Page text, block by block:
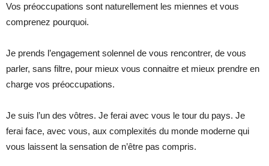
Vos préoccupations sont naturellement les miennes et vous
comprenez pourquoi.
Je prends l’engagement solennel de vous rencontrer, de vous
parler, sans filtre, pour mieux vous connaitre et mieux prendre en
charge vos préoccupations.
Je suis l’un des vôtres. Je ferai avec vous le tour du pays. Je
ferai face, avec vous, aux complexités du monde moderne qui
vous laissent la sensation de n’être pas compris.